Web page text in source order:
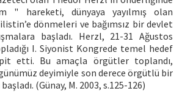
" hareketi, dünyaya yayılmış olan
dönmeleri ve bağımsız bir devlet
başladı. Herzl, 21-31 Ağustos
I. Siyonist Kongrede temel hedef
etti. Bu amaçla örgütler toplandı,
deyimiyle son derece örgütlü bir
(Günay, M. 2003, s.125-126)